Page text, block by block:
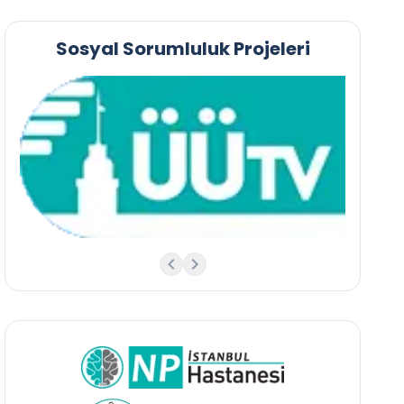
Sosyal Sorumluluk Projeleri